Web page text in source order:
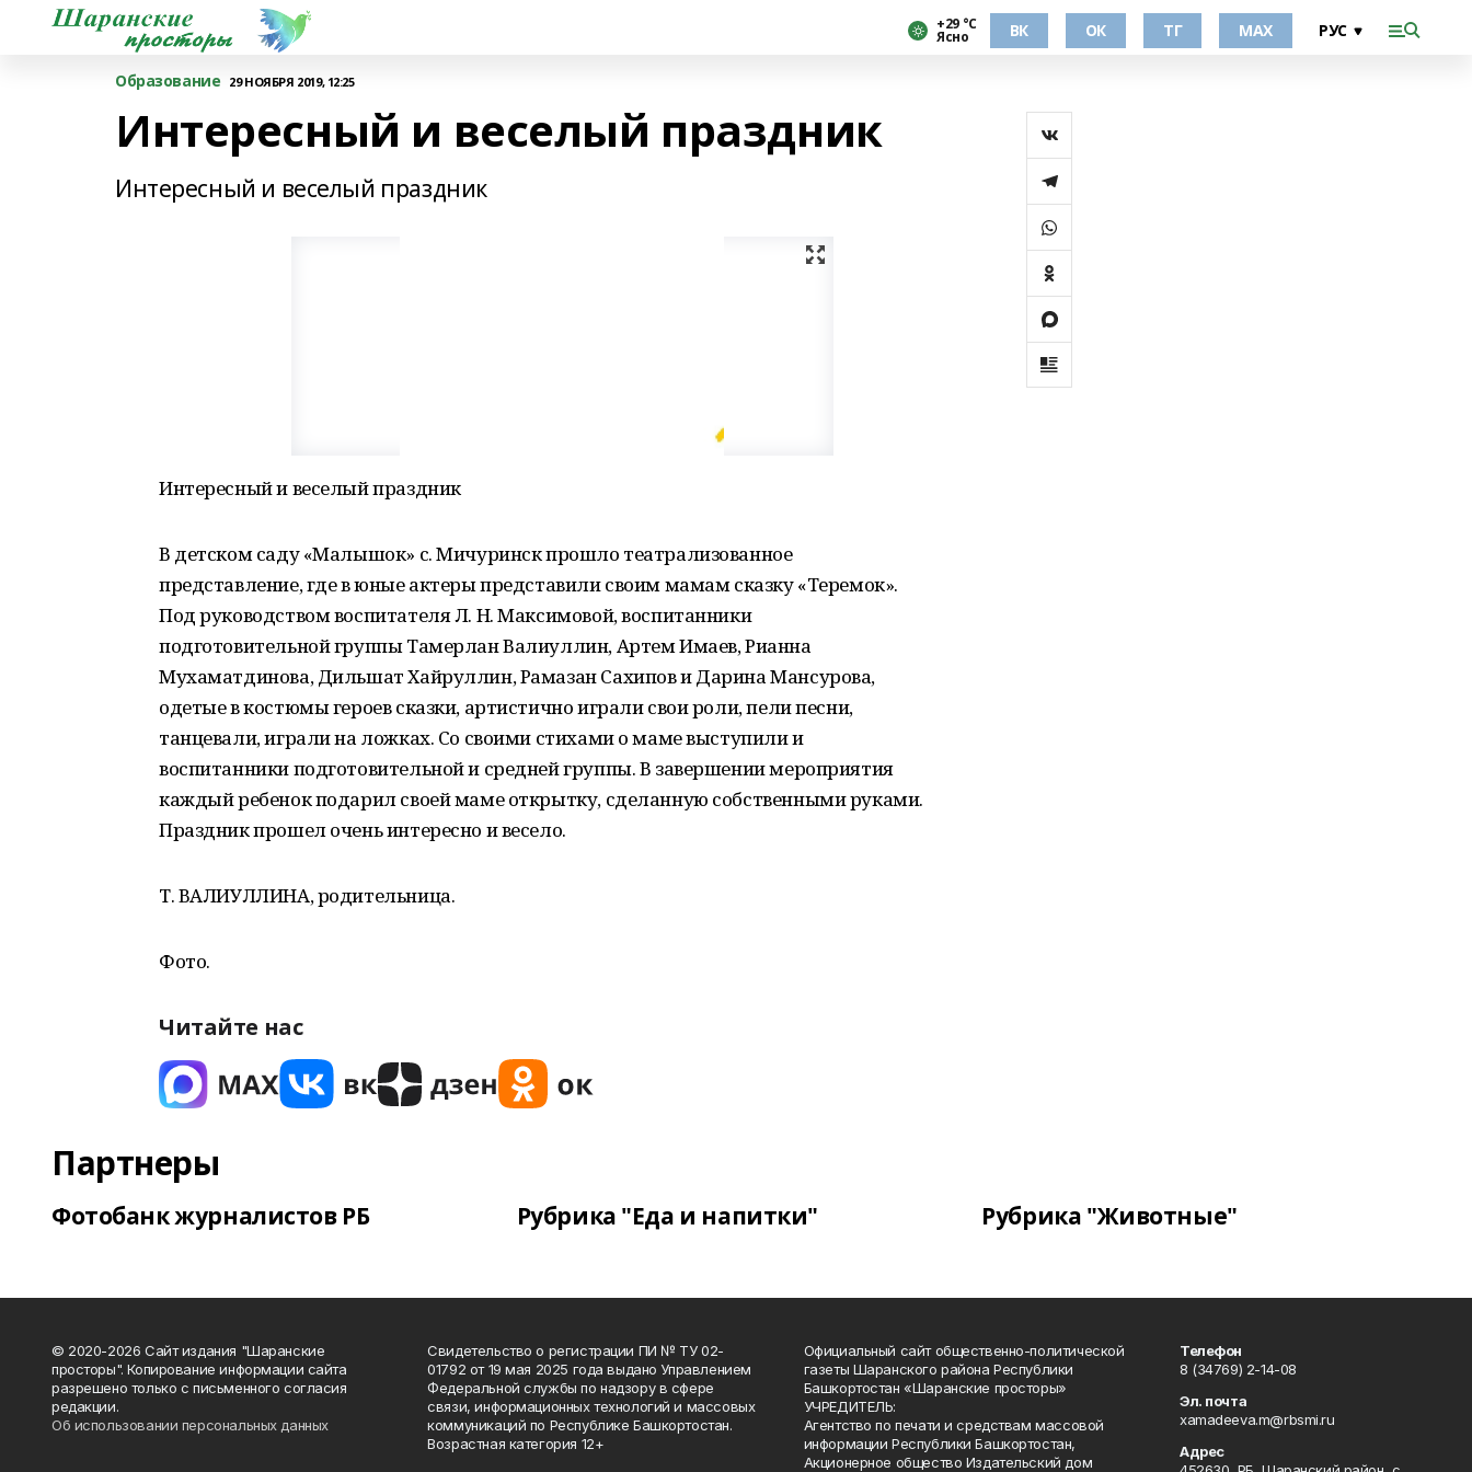
+29 °С
Ясно ВК ОК ТГ МАХ
Образование 29 НОЯБРЯ 2019, 12:25
Интересный и веселый праздник
Интересный и веселый праздник
Интересный и веселый праздник
В детском саду «Малышок» с. Мичуринск прошло театрализованное
представление, где в юные актеры представили своим мамам сказку «Теремок».
Под руководством воспитателя Л. Н. Максимовой, воспитанники
подготовительной группы Тамерлан Валиуллин, Артем Имаев, Рианна
Мухаматдинова, Дильшат Хайруллин, Рамазан Сахипов и Дарина Мансурова,
одетые в костюмы героев сказки, артистично играли свои роли, пели песни,
танцевали, играли на ложках. Со своими стихами о маме выступили и
воспитанники подготовительной и средней группы. В завершении мероприятия
каждый ребенок подарил своей маме открытку, сделанную собственными руками.
Праздник прошел очень интересно и весело.
Т. ВАЛИУЛЛИНА, родительница.
Фото.
Читайте нас
Партнеры
Фотобанк журналистов РБ Рубрика "Еда и напитки" Рубрика "Животные"
© 2020-2026 Сайт издания "Шаранские
просторы". Копирование информации сайта
разрешено только с письменного согласия
редакции.
Об использовании персональных данных
Свидетельство о регистрации ПИ № ТУ 02-
01792 от 19 мая 2025 года выдано Управлением
Федеральной службы по надзору в сфере
связи, информационных технологий и массовых
коммуникаций по Республике Башкортостан.
Возрастная категория 12+
Официальный сайт общественно-политической
газеты Шаранского района Республики
Башкортостан «Шаранские просторы»
УЧРЕДИТЕЛЬ:
Агентство по печати и средствам массовой
информации Республики Башкортостан,
Акционерное общество Издательский дом
Телефон
8 (34769) 2-14-08
Эл. почта
xamadeeva.m@rbsmi.ru
Адрес